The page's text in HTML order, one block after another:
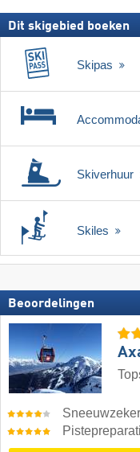
Dit skigebied boeken
Skipas
Skiverhuur
Skiles
Beoordelingen